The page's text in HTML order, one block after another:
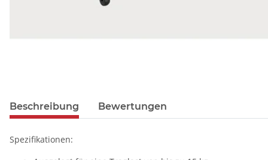
Beschreibung Bewertungen
Spezifikationen: